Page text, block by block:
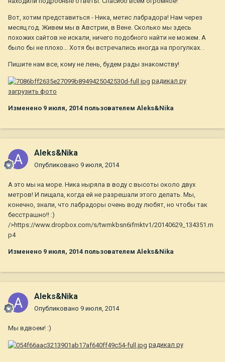
Вот, хотим представиться - Ника, метис лабрадора! Нам через
месяц год. Живем мы в Австрии, в Вене. Сколько мы здесь
похожих сайтов не искали, ничего подобного найти не можем. А
было бы не плохо... Хотя бы встречались иногда на прогулках. .
Пишите нам все, кому не лень, будем рады знакомству!
радикал ру
загрузить фото
Изменено 9 июля, 2014 пользователем Aleks&Nika
Aleks&Nika
Опубликовано 9 июля, 2014
А это мы на море. Ника ныряла в воду с высоты около двух
метров! И пищала, когда ей не разрешали этого делать. Мы,
конечно, знали, что лабрадоры очень воду любят, но чтобы так
бесстрашно!! :)
/>https://www.dropbox.com/s/twmkbsn6ifmktv1/20140629_134351.m
p4
Изменено 9 июля, 2014 пользователем Aleks&Nika
Aleks&Nika
Опубликовано 9 июля, 2014
Мы вдвоем! :)
радикал ру